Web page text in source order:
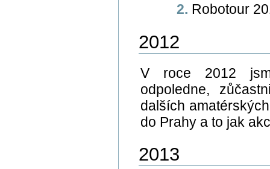
Robotour
2012
V roce 2012
odpoledne,
dalších
do Prahy a to jak
2013